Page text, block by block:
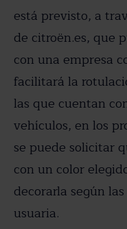
está previsto, a
de citroën.es, que
con una empresa
facilitará la
las que cuentan
vehículos, en los
se puede solicitar
con un color
decorarla según
usuaria.